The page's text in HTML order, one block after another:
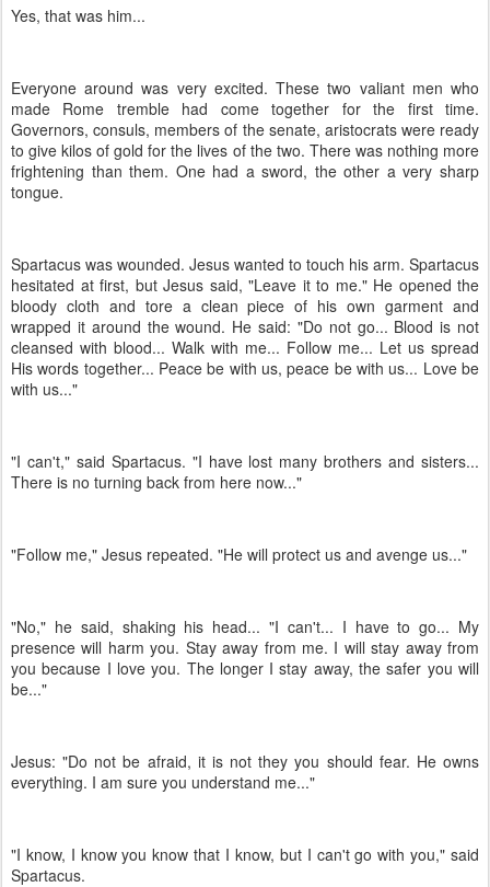
Yes, that was him...
Everyone around was very excited. These two valiant men who
made Rome tremble had come together for the first time.
Governors, consuls, members of the senate, aristocrats were ready
to give kilos of gold for the lives of the two. There was nothing more
frightening than them. One had a sword, the other a very sharp
tongue.
Spartacus was wounded. Jesus wanted to touch his arm. Spartacus
hesitated at first, but Jesus said, "Leave it to me." He opened the
bloody cloth and tore a clean piece of his own garment and
wrapped it around the wound. He said: "Do not go... Blood is not
cleansed with blood... Walk with me... Follow me... Let us spread
His words together... Peace be with us, peace be with us... Love be
with us..."
"I can't," said Spartacus. "I have lost many brothers and sisters...
There is no turning back from here now..."
"Follow me," Jesus repeated. "He will protect us and avenge us..."
"No," he said, shaking his head... "I can't... I have to go... My
presence will harm you. Stay away from me. I will stay away from
you because I love you. The longer I stay away, the safer you will
be..."
Jesus: "Do not be afraid, it is not they you should fear. He owns
everything. I am sure you understand me..."
"I know, I know you know that I know, but I can't go with you," said
Spartacus.